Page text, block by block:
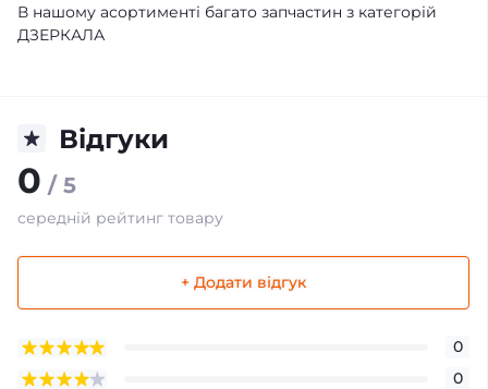
В нашому асортименті багато запчастин з категорій
ДЗЕРКАЛА
Відгуки
0 / 5
середній рейтинг товару
+ Додати відгук
0
0